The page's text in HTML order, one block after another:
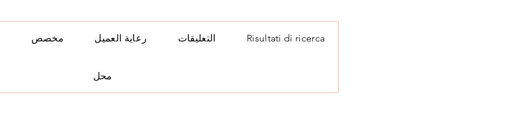
مخصص رعاية العميل التعليقات Risultati di ricerca
محل